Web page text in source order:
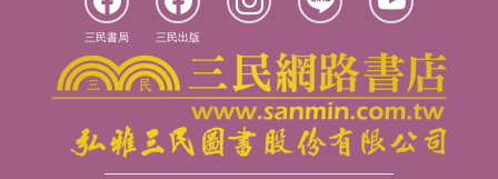
沒計較處，同村人劉繼祖不忍心，慨然捨了一塊地。兩兄弟磕頭謝
了，真是一頭有了著落。但是，衣裳呢？棺槨呢？還是沒辦法。只
好將就把幾件破衣裳包裹了，抬到墳地草葬。兩兄弟一面抬，一面
哭，好容易抬到了，還未動手挖坑，突然間風雨交加，雷轟電閃，
整個天像塌下來似的。兩兄弟躲在樹下發抖，約夠一頓飯時，天霽
雨晴，到墳地一看，大吃一驚，屍首不見了，原來山腳下土鬆，一
三民書局 三民出版